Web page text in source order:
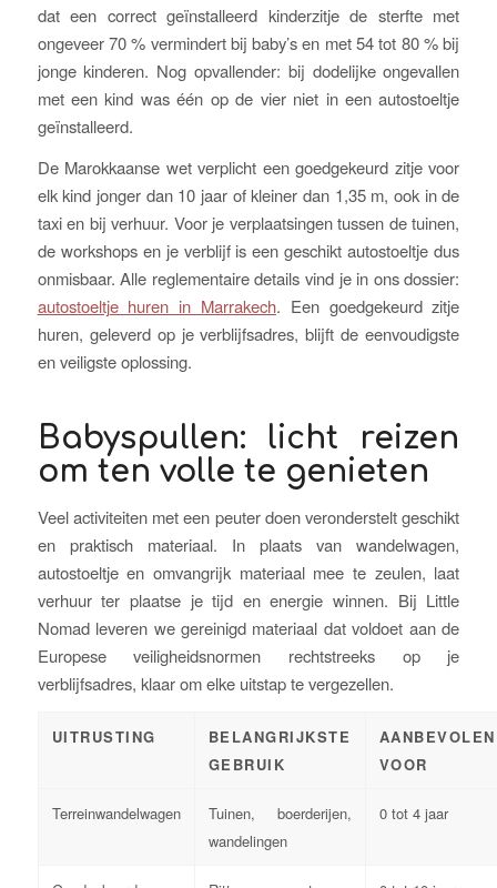
dat een correct geïnstalleerd kinderzitje de sterfte met
ongeveer 70 % vermindert bij baby’s en met 54 tot 80 % bij
jonge kinderen. Nog opvallender: bij dodelijke ongevallen
met een kind was één op de vier niet in een autostoeltje
geïnstalleerd.
De Marokkaanse wet verplicht een goedgekeurd zitje voor
elk kind jonger dan 10 jaar of kleiner dan 1,35 m, ook in de
taxi en bij verhuur. Voor je verplaatsingen tussen de tuinen,
de workshops en je verblijf is een geschikt autostoeltje dus
onmisbaar. Alle reglementaire details vind je in ons dossier:
autostoeltje huren in Marrakech. Een goedgekeurd zitje
huren, geleverd op je verblijfsadres, blijft de eenvoudigste
en veiligste oplossing.
Babyspullen: licht reizen
om ten volle te genieten
Veel activiteiten met een peuter doen veronderstelt geschikt
en praktisch materiaal. In plaats van wandelwagen,
autostoeltje en omvangrijk materiaal mee te zeulen, laat
verhuur ter plaatse je tijd en energie winnen. Bij Little
Nomad leveren we gereinigd materiaal dat voldoet aan de
Europese veiligheidsnormen rechtstreeks op je
verblijfsadres, klaar om elke uitstap te vergezellen.
UITRUSTING
BELANGRIJKSTE
GEBRUIK
AANBEVOLEN
VOOR
Terreinwandelwagen
Tuinen, boerderijen,
wandelingen
0 tot 4 jaar